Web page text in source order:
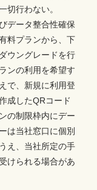
切行わない。
データ整合性確保
料プランから、下
ウングレードを行
ンの利用を希望す
で、新規に利用登
成したQRコード
の制限枠内にデー
は当社窓口に個別
え、当社所定の手
けられる場合があ